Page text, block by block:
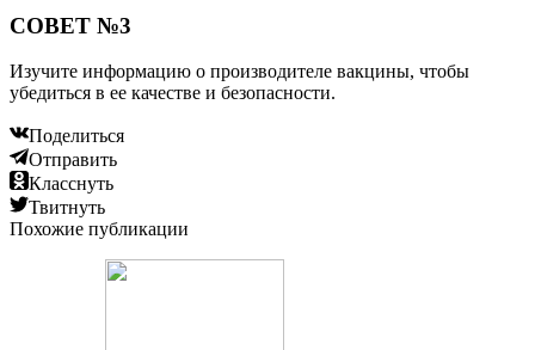
СОВЕТ №3
Изучите информацию о производителе вакцины, чтобы
убедиться в ее качестве и безопасности.
Поделиться
Отправить
Класснуть
Твитнуть
Похожие публикации